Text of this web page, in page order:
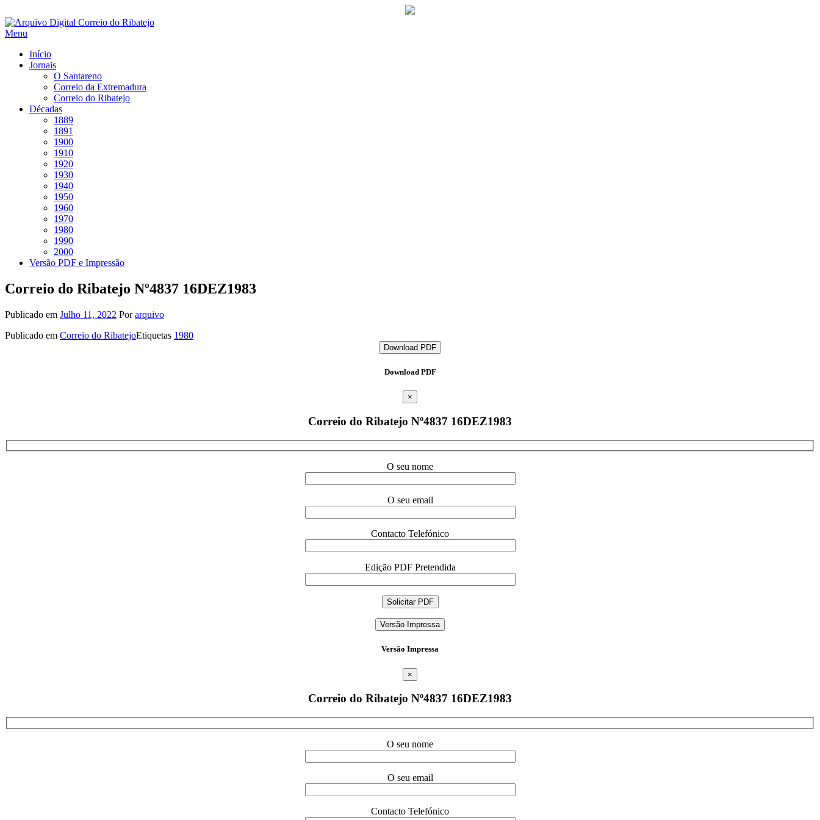
Saltar
para
Menu
Início
Jornais
O Santareno
Correio da Extremadura
Correio do Ribatejo
Décadas
1889
1891
1900
1910
1920
1930
1940
1950
1960
1970
1980
1990
2000
Versão PDF e Impressão
Correio do Ribatejo Nº4837 16DEZ1983
Publicado em Julho 11, 2022 Porarquivo
Publicado em Correio do RibatejoEtiquetas 1980
Download PDF
Download PDF
×
Correio do Ribatejo Nº4837 16DEZ1983
O seu nome
O seu email
Contacto Telefónico
Edição PDF Pretendida
Versão Impressa
Versão Impressa
×
Correio do Ribatejo Nº4837 16DEZ1983
O seu nome
O seu email
Contacto Telefónico